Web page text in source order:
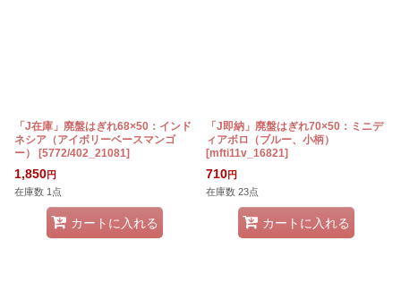
「J在庫」廃盤はぎれ68×50：インド
ネシア（アイボリーベースマンゴ
ー）
[5772/402_21081]
1,850円
在庫数 1点
カートに入れる
「J即納」廃盤はぎれ70×50：ミニデ
ィアボロ（ブルー、小柄）
[mfti11v_16821]
710円
在庫数 23点
カートに入れる